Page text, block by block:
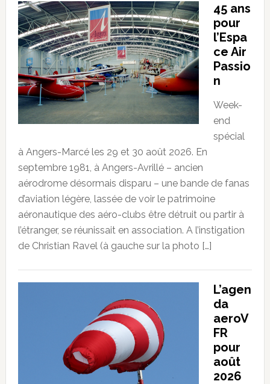
45 ans
pour
l’Espa
ce Air
Passio
n
Week-
end
spécial
à Angers-Marcé les 29 et 30 août 2026. En
septembre 1981, à Angers-Avrillé – ancien
aérodrome désormais disparu – une bande de fanas
d’aviation légère, lassée de voir le patrimoine
aéronautique des aéro-clubs être détruit ou partir à
l’étranger, se réunissait en association. A l’instigation
de Christian Ravel (à gauche sur la photo […]
L’agen
da
aeroV
FR
pour
août
2026